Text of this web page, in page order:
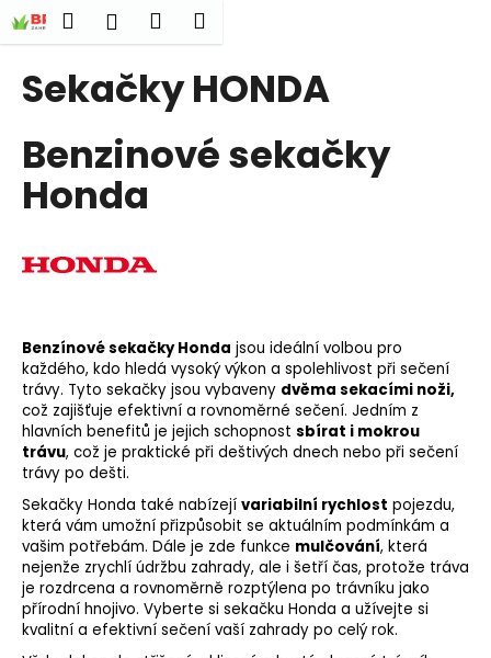
Přejít
na
obsah
HledatPřihlášení
Nákupní
Sekačky HONDA
Benzinové sekačky
Honda
Benzínové sekačky Honda jsou ideální volbou pro
každého, kdo hledá vysoký výkon a spolehlivost při sečení
trávy. Tyto sekačky jsou vybaveny dvěma sekacími noži,
což zajišťuje efektivní a rovnoměrné sečení. Jedním z
hlavních benefitů je jejich schopnost sbírat i mokrou
trávu, což je praktické při deštivých dnech nebo při sečení
trávy po dešti.
Sekačky Honda také nabízejí variabilní rychlost pojezdu,
která vám umožní přizpůsobit se aktuálním podmínkám a
vašim potřebám. Dále je zde funkce mulčování, která
nejenže zrychlí údržbu zahrady, ale i šetří čas, protože tráva
je rozdrcena a rovnoměrně rozptýlena po trávníku jako
přírodní hnojivo. Vyberte si sekačku Honda a užívejte si
kvalitní a efektivní sečení vaší zahrady po celý rok.
K
o
o
p
o
ř
u
j
e
t
e
n
a
j
í
t
?